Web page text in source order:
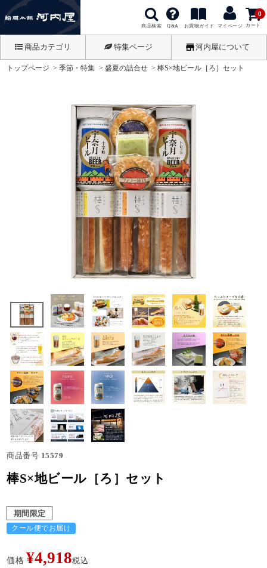
商品検索 Q&A お買物ガイド マイページ カート
0
商品カテゴリ 特集ページ 河内屋について
トップページ 季節・特集 盛夏の詰合せ 棒S×地ビール［ろ］セット
商品番号 15579
棒S×地ビール［ろ］セット
期間限定
クール便でお届け
価格 ¥4,918税込